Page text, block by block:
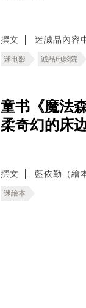
撰文 迷誠品內容
迷电影 诚品电影院
童书《魔法
柔奇幻的床
撰文 藍依勤（繪
迷繪本